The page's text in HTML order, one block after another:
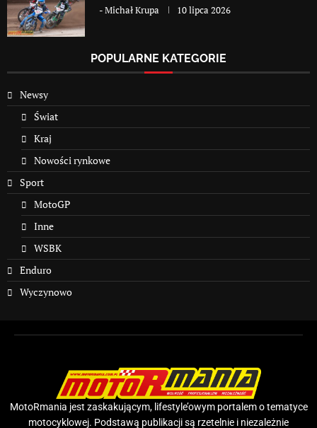
-Michał Krupa 10 lipca 2026
POPULARNE KATEGORIE
Newsy
Świat
Kraj
Nowości rynkowe
Sport
MotoGP
Inne
WSBK
Enduro
Wyczynowo
MotoRmania jest zaskakującym, lifestyle’owym portalem o tematyce
motocyklowej. Podstawą publikacji są rzetelnie i niezależnie